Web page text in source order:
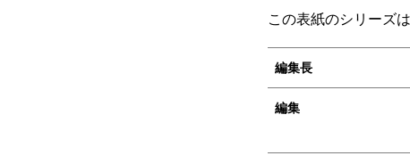
この表紙のシリーズ
編集長
編集